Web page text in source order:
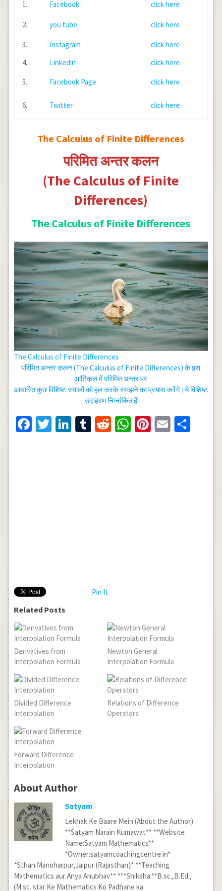
1. Facebook click here
2. you tube click here
3. Instagram
click here
4.
Linkedin click here
5. Facebook Page click here
6. Twitter click here
The Calculus of Finite Differences
परिमित अन्तर कलन
(The Calculus of Finite
Differences)
The Calculus of Finite Differences
The Calculus of Finite Differences
परिमित अन्तर कलन (The Calculus of Finite Differences) के इस
आर्टिकल में परिमित अन्तर पर
आधारित कुछ विशिष्ट सवालों को हल करके समझने का प्रयास करेंगे।ये विशिष्ट
उदाहरण निम्नांकित हैं
Facebook
Twitter
LinkedIn
Tumblr
RedditWhatsApp
Pinterest
Email
Pin It
Related Posts
Derivatives from
Interpolation Formula
Newton General
Interpolation Formula
Divided Difference
Interpolation
Relations of Difference
Operators
Forward Difference
Interpolation
About Author
Satyam
Lekhak Ke Baare Mein (About the Author)
**Satyam Narain Kumawat** **Website
Name:Satyam Mathematics**
*Owner:satyamcoachingcentre.in*
*Sthan:Manoharpur,Jaipur (Rajasthan)* **Teaching
Mathematics aur Anya Anubhav** ***Shiksha:**B.sc.,B.Ed.,
(M.sc. star Ke Mathematics Ko Padhane ka